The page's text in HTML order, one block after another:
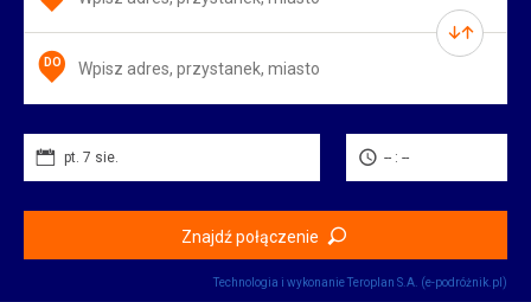
Technologia i wykonanie Teroplan S.A. (e-podróżnik.pl)
DO
pt. 7 sie. -- : --
Znajdź połączenie